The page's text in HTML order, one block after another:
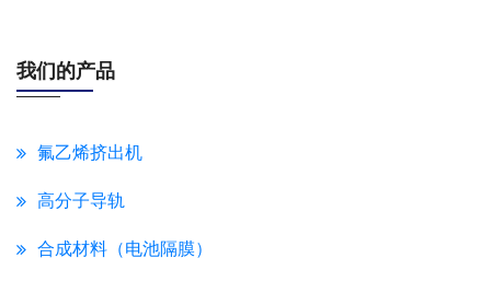
我们的产品
氟乙烯挤出机
高分子导轨
合成材料（电池隔膜）